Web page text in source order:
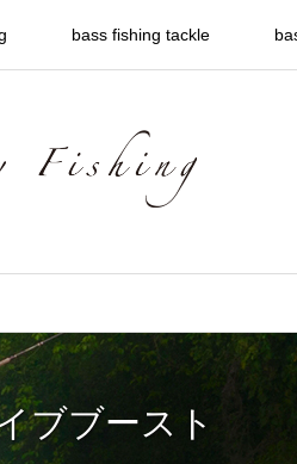
bass fishing tackle
ブブースト